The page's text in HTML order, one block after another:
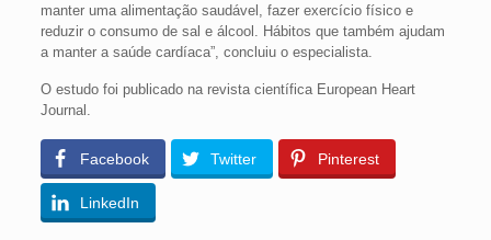
manter uma alimentação saudável, fazer exercício físico e
reduzir o consumo de sal e álcool. Hábitos que também ajudam
a manter a saúde cardíaca”, concluiu o especialista.
O estudo foi publicado na revista científica European Heart
Journal.
Facebook Twitter Pinterest
LinkedIn